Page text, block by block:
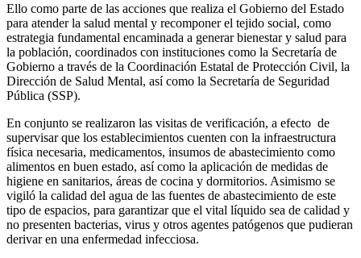
Ello como parte de las acciones que realiza el Gobierno del Estado
para atender la salud mental y recomponer el tejido social, como
estrategia fundamental encaminada a generar bienestar y salud para
la población, coordinados con instituciones como la Secretaría de
Gobierno a través de la Coordinación Estatal de Protección Civil, la
Dirección de Salud Mental, así como la Secretaría de Seguridad
Pública (SSP).
En conjunto se realizaron las visitas de verificación, a efecto de
supervisar que los establecimientos cuenten con la infraestructura
física necesaria, medicamentos, insumos de abastecimiento como
alimentos en buen estado, así como la aplicación de medidas de
higiene en sanitarios, áreas de cocina y dormitorios. Asimismo se
vigiló la calidad del agua de las fuentes de abastecimiento de este
tipo de espacios, para garantizar que el vital líquido sea de calidad y
no presenten bacterias, virus y otros agentes patógenos que pudieran
derivar en una enfermedad infecciosa.